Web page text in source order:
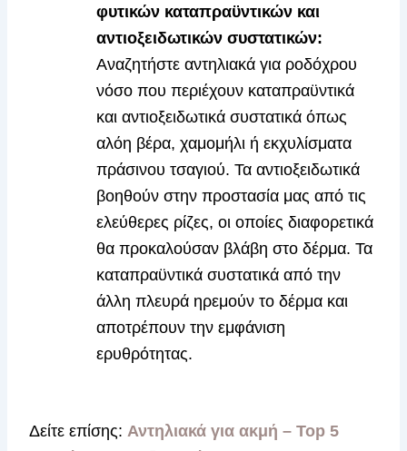
φυτικών καταπραϋντικών και
αντιοξειδωτικών συστατικών:
Αναζητήστε αντηλιακά για ροδόχρου
νόσο που περιέχουν καταπραϋντικά
και αντιοξειδωτικά συστατικά όπως
αλόη βέρα, χαμομήλι ή εκχυλίσματα
πράσινου τσαγιού. Τα αντιοξειδωτικά
βοηθούν στην προστασία μας από τις
ελεύθερες ρίζες, οι οποίες διαφορετικά
θα προκαλούσαν βλάβη στο δέρμα. Τα
καταπραϋντικά συστατικά από την
άλλη πλευρά ηρεμούν το δέρμα και
αποτρέπουν την εμφάνιση
ερυθρότητας.
Δείτε επίσης: Αντηλιακά για ακμή – Top 5